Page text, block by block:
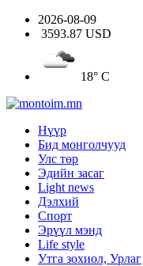
2026-08-09
3593.87 USD
18° C
Нүүр
Бид монголчууд
Улс төр
Эдийн засаг
Light news
Дэлхий
Спорт
Эрүүл мэнд
Life style
Утга зохиол, Урлаг